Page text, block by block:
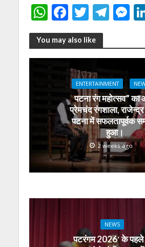
W
h
at
s
p
F
ac
e
b
o
o
k
T
w
itt
er
T
e
gr
a
m
M
ss
e
n
g
er
You may also like
ENTERTAINMENT
पटना रंग महोत्सव”
प्रेमचंद रंगशाला,
पटना में सफलतापूर्वक
हुआ।
2 weeks ago
NEWS
पटरंगम 2026′ के पहले